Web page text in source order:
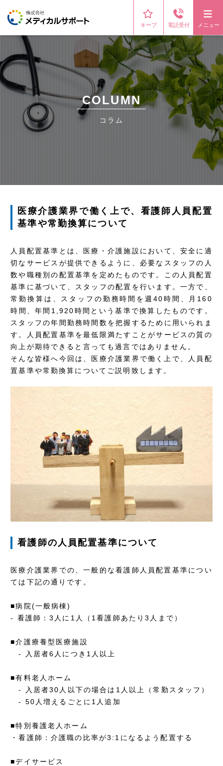
キープ 電話受付 メニュー
COLUMN
コラム
医療介護業界で働く上で、看護師人員配置
基準や常勤換算について
人員配置基準とは、医療・介護施設において、安全に適
切なサービスが提供できるように、必要なスタッフの人
数や職種別の配置基準を定めたものです。この人員配置
基準に基づいて、スタッフの配置を行います。一方で、
常勤換算は、スタッフの勤務時間を週40時間、月160
時間、年間1,920時間という基準で換算したものです。
スタッフの年間勤務時間数を把握するために用いられま
す。人員配置基準を最低限満たすことがサービスの質の
向上が期待できると言っても過言ではありません。
そんな皆様へ今回は、医療介護業界で働く上で、人員配
置基準や常勤換算についてご説明致します。
看護師の人員配置基準について
医療介護業界での、一般的な看護師人員配置基準につい
ては下記の通りです。
■病院(一般病棟)
- 看護師：3人に1人（1看護師あたり3人まで）
■介護療養型医療施設
- 入居者6人につき1人以上
■有料老人ホーム
- 入居者30人以下の場合は1人以上（常勤スタッフ）
- 50人増えるごとに1人追加
■特別養護老人ホーム
・看護師：介護職の比率が3:1になるよう配置する
■デイサービス